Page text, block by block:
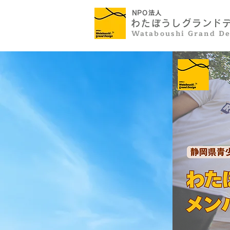
NPO法人
わたぼうしグランド
​Wataboushi Grand